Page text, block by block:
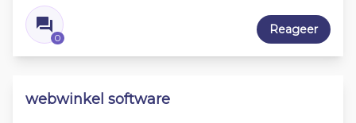
0
Reageer
webwinkel software